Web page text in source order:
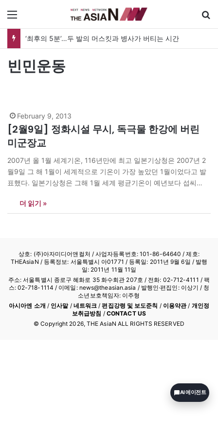
‘최후의 5분’…두 발의 머스킷과 병사가 버티는 시간
빈민운동
February 9, 2013
[2월9일] 정화시설 무시, 독극물 한강에 버린
미군장교
2007년 올 1월 세계기온, 116년만에 최고 일본기상청은 2007년 2
월9일 그 해 1월이 세계적으로 기온이 가장 높았던 1월이었다고 발
표했다. 일본기상청은 그해 1월 세계 평균기온이 예년보다 섭씨
다고 밝혔다. 특히 동부 러시아와 북유럽의 기온 상승이 두드러진 것
으로 나타났다. 일본 기상청은 이산화탄소의 증가에 따른…
더 읽기 »
상호: (주)아자미디어앤컬처 /사업자등록번호: 101-86-64640 / 제호:
THEAsiaN / 등록정보: 서울특별시 아01771 / 등록일: 2011년 9월 6일 / 발행
일: 2011년 11월 11일
주소: 서울특별시 종로구 혜화로 35 화수회관 207호 / 전화: 02-712-4111 / 팩
스: 02-718-1114 / 이메일: news@theasian.asia / 발행인·편집인: 이상기 / 청
소년보호책임자: 이주형
아시아엔 소개 / 인사말/ 네트워크 /편집강령 및 보도준칙 / 이용약관/ 개인정
보취급방침 / CONTACT US
© Copyright 2026, THE AsiaN ALL RIGHTS RESERVED
AI 에이전트